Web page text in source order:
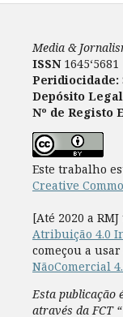
Media &
ISSN 1645‘5681
Peridiocidade:
Depósito Legal
Nº de Registo
Este trabalho
Creative
[Até 2020 a
Atribuição 4.0
começou a usar
NãoComercial
Esta publicação
através da FCT